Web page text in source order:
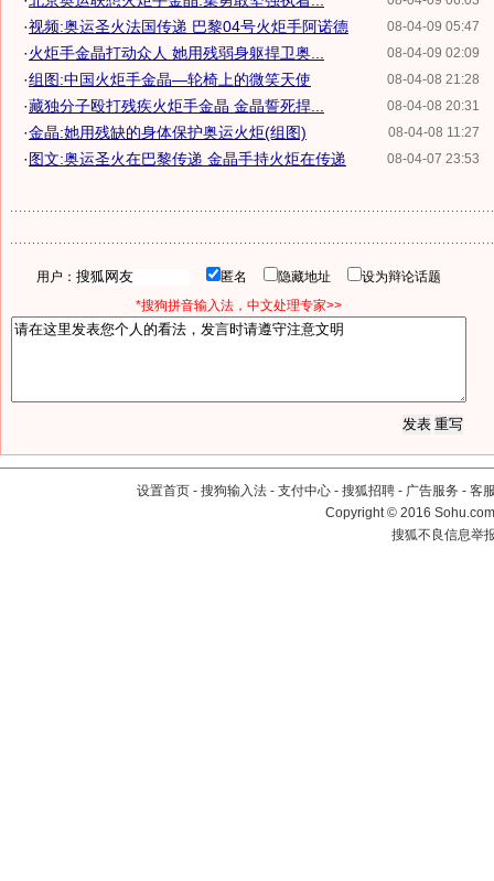
08-04-09 05:47
·视频:奥运圣火法国传递 巴黎04号火炬手阿诺德
08-04-09 02:09
·火炬手金晶打动众人 她用残弱身躯捍卫奥...
08-04-08 21:28
·组图:中国火炬手金晶—轮椅上的微笑天使
08-04-08 20:31
·藏独分子殴打残疾火炬手金晶 金晶誓死捍...
08-04-08 11:27
·金晶:她用残缺的身体保护奥运火炬(组图)
08-04-07 23:53
·图文:奥运圣火在巴黎传递 金晶手持火炬在传递
用户： 匿名 隐藏地址
设为辩论话题
*搜狗拼音输入法，中文处理专家>>
设置首页 - 搜狗输入法 - 支付中心 - 搜狐招聘 - 广告服务 - 客
Copyright©2016
搜狐不良信息举